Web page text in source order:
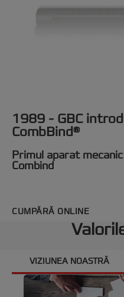
1989 - GBC
CombBind®
Primul aparat
Combind
CUMPĂRĂ ONLINE
VIZIUNEA NOASTRĂ